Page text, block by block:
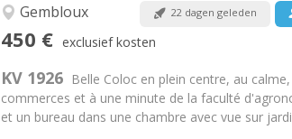
Gembloux
450 € exclusief kosten
22 dagen geleden
KV 1926 Belle Coloc en plein centre, au
commerces et à une minute de la faculté
et un bureau dans une chambre avec vue sur
Inrichting
Badkamer:Gemeenschappelijk
Oppervlakte:100 m2